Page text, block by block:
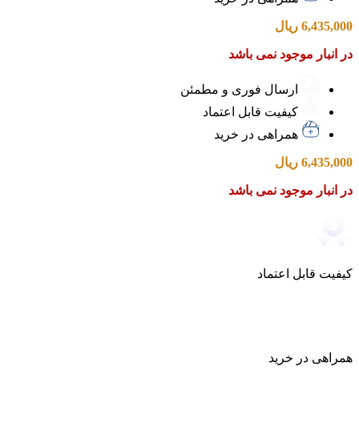
6,435,000 ریال
در انبار موجود نمی باشد
ارسال فوری و مطمئن
کیفیت قابل اعتماد
همراهی در خرید
6,435,000 ریال
در انبار موجود نمی باشد
کیفیت قابل اعتماد
همراهی در خرید